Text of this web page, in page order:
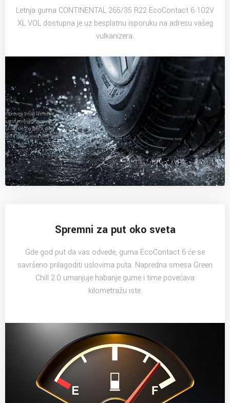
Letnja guma CONTINENTAL 265/35 R22 EcoContact 6 102V
XL VOL dostupna je uz besplatnu isporuku na adresu vašeg
vulkanizera.
Spremni za put oko sveta
Gde god put da vas odvede, guma EcoContact 6 će se
savršeno prilagoditi uslovima puta. Napredna smesa Green
Chill 2.0 umanjuje habanje gume i time povećava
kilometražu iste.